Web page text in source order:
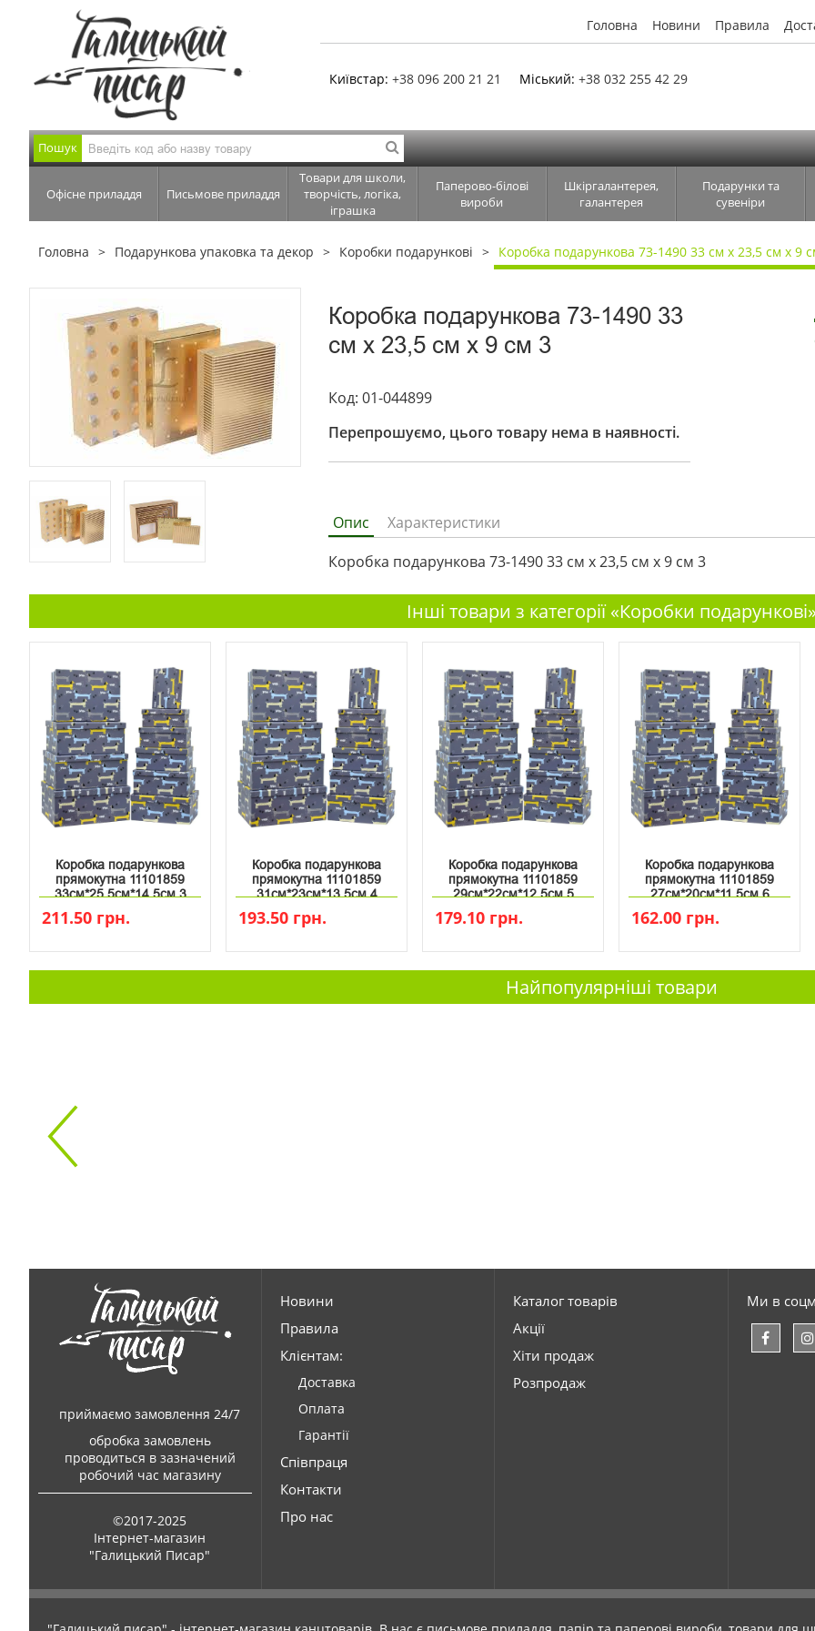
Головна Новини Правила
Київстар: +38 096 200 21 21 Міський: +38 032 255 42 29
Пошук
Офісне приладдя Письмове приладдя
Товари для школи,
творчість, логіка,
іграшка
Паперово-білові
вироби
Шкіргалантерея,
галантерея
Подарунки та
сувеніри
Головна Подарункова упаковка та декор Коробки подарункові Коробка подарункова 73-1490 33 см х 23,5 см х 9
Коробка подарункова 73-1490 33
см х 23,5 см х 9 см 3
Код: 01-044899
Перепрошуємо, цього товару нема в наявності.
Опис
Характеристики
Коробка подарункова 73-1490 33 см х 23,5 см х 9 см 3
Інші товари з категорії «Коробки
Коробка подарункова
прямокутна 11101859
33см*25.5см*14.5см 3
211.50 грн.
Коробка подарункова
прямокутна 11101859
31см*23см*13.5см 4
193.50 грн.
Коробка подарункова
прямокутна 11101859
29см*22см*12.5см 5
179.10 грн.
Коробка подарункова
прямокутна 11101859
27см*20см*11.5см 6
162.00 грн.
Найпопулярніші товари
приймаємо замовлення 24/7
обробка замовлень
проводиться в зазначений
робочий час магазину
©2017-2025
Інтернет-магазин
"Галицький Писар"
Новини
Правила
Клієнтам:
Доставка
Оплата
Гарантії
Співпраця
Контакти
Про нас
Каталог товарів
Акції
Хіти продаж
Розпродаж
Ми в